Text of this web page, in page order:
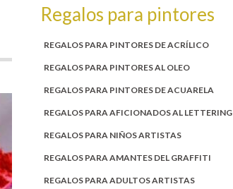
Regalos para pintores
REGALOS PARA PINTORES DE ACRÍLICO
REGALOS PARA PINTORES AL OLEO
REGALOS PARA PINTORES DE ACUARELA
REGALOS PARA AFICIONADOS AL LETTERING
REGALOS PARA NIÑOS ARTISTAS
REGALOS PARA AMANTES DEL GRAFFITI
REGALOS PARA ADULTOS ARTISTAS